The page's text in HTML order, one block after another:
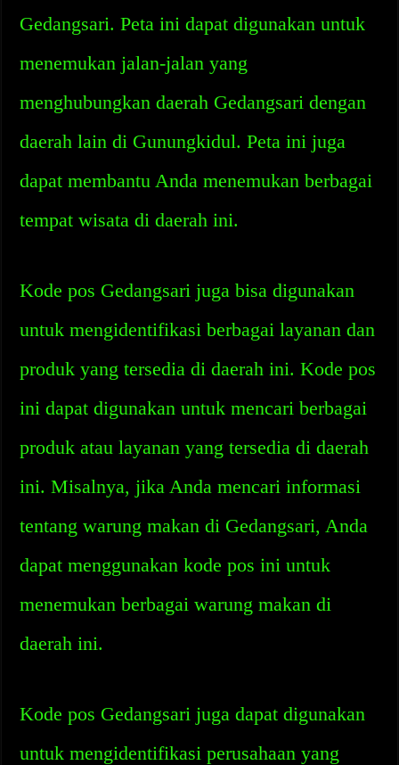
Gedangsari. Peta ini dapat digunakan untuk
menemukan jalan-jalan yang
menghubungkan daerah Gedangsari dengan
daerah lain di Gunungkidul. Peta ini juga
dapat membantu Anda menemukan berbagai
tempat wisata di daerah ini.
Kode pos Gedangsari juga bisa digunakan
untuk mengidentifikasi berbagai layanan dan
produk yang tersedia di daerah ini. Kode pos
ini dapat digunakan untuk mencari berbagai
produk atau layanan yang tersedia di daerah
ini. Misalnya, jika Anda mencari informasi
tentang warung makan di Gedangsari, Anda
dapat menggunakan kode pos ini untuk
menemukan berbagai warung makan di
daerah ini.
Kode pos Gedangsari juga dapat digunakan
untuk mengidentifikasi perusahaan yang